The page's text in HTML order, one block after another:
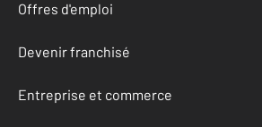
Offres d'emploi
Devenir franchisé
Entreprise et commerce